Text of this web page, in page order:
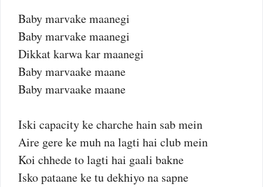
Baby marvake maanegi
Baby marvake maanegi
Dikkat karwa kar maanegi
Baby marvaake maane
Baby marvaake maane
Iski capacity ke charche hain sab mein
Aire gere ke muh na lagti hai club mein
Koi chhede to lagti hai gaali bakne
Isko pataane ke tu dekhiyo na sapne